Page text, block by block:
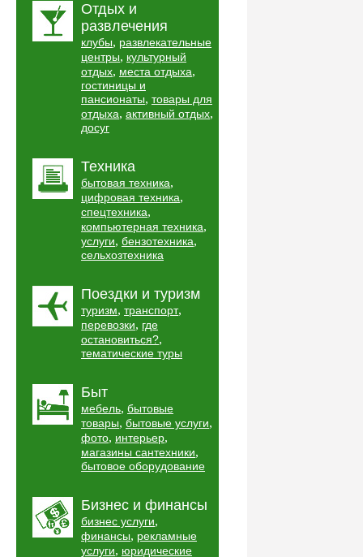
Отдых и
развлечения
клубы, развлекательные
центры, культурный
отдых, места отдыха,
гостиницы и
пансионаты, товары для
отдыха, активный отдых,
досуг
Техника
бытовая техника,
цифровая техника,
спецтехника,
компьютерная техника,
услуги, бензотехника,
сельхозтехника
Поездки и туризм
туризм, транспорт,
перевозки, где
остановиться?,
тематические туры
Быт
мебель, бытовые
товары, бытовые услуги,
фото, интерьер,
магазины сантехники,
бытовое оборудование
Бизнес и финансы
бизнес услуги,
финансы, рекламные
услуги, юридические